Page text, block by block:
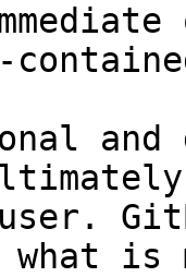
and
what